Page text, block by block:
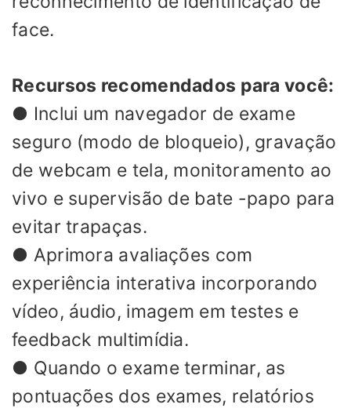
face.
Recursos recomendados para você:
● Inclui um navegador de exame
seguro (modo de bloqueio), gravação
de webcam e tela, monitoramento ao
vivo e supervisão de bate -papo para
evitar trapaças.
● Aprimora avaliações com
experiência interativa incorporando
vídeo, áudio, imagem em testes e
feedback multimídia.
● Quando o exame terminar, as
pontuações dos exames, relatórios